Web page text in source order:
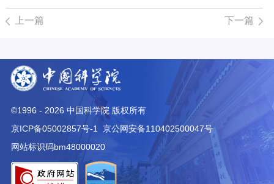
上一篇 下一篇
©1996 - 2026 中国科学院 版权所有
京ICP备05002857号-1京公网安备110402500047号
网站标识码bm48000020